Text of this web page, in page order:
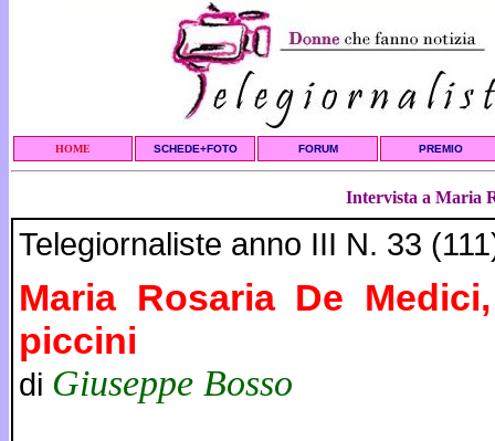
HOME SCHEDE+FOTO FORUM PREMIO
Intervista a Maria
Telegiornaliste anno III N. 33
Maria Rosaria De
piccini
di Giuseppe Bosso